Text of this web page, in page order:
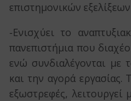
επιστημονικών
-Ενισχύει το
πανεπιστήμια που
ενώ συνδιαλέγονται με
και την αγορά εργασίας.
εξωστρεφές, λειτουργεί